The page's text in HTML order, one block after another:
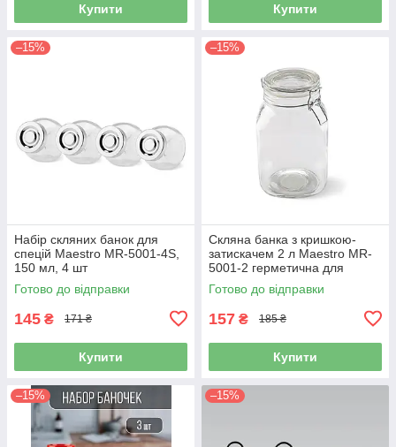
Купити Купити
–15%
Набір скляних банок для
спецій Maestro MR-5001-4S,
150 мл, 4 шт
Готово до відправки
145 ₴ 171 ₴
Купити
–15%
Скляна банка з кришкою-
затискачем 2 л Maestro MR-
5001-2 герметична для
продуктів
Готово до відправки
157 ₴ 185 ₴
Купити
–15% –15%